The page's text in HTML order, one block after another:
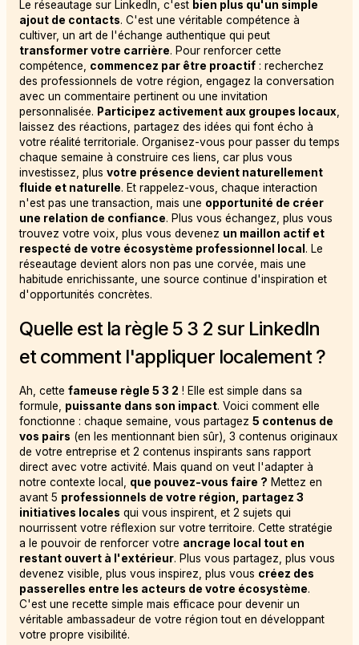
Le réseautage sur LinkedIn, c'est bien plus qu'un simple
ajout de contacts. C'est une véritable compétence à
cultiver, un art de l'échange authentique qui peut
transformer votre carrière. Pour renforcer cette
compétence, commencez par être proactif: recherchez
des professionnels de votre région, engagez la conversation
avec un commentaire pertinent ou une invitation
personnalisée. Participez activement aux groupes locaux
laissez des réactions, partagez des idées qui font écho à
votre réalité territoriale. Organisez-vous pour passer du temps
chaque semaine à construire ces liens, car plus vous
investissez, plus votre présence devient naturellement
fluide et naturelle. Et rappelez-vous, chaque interaction
n'est pas une transaction, mais une opportunité de créer
une relation de confiance. Plus vous échangez, plus vous
trouvez votre voix, plus vous devenez un maillon actif et
respecté de votre écosystème professionnel local . Le
réseautage devient alors non pas une corvée, mais une
habitude enrichissante, une source continue d'inspiration et
d'opportunités concrètes.
Quelle est la règle 5 3 2 sur LinkedIn
et comment l'appliquer localement ?
Ah, cette fameuse règle 5 3 2 ! Elle est simple dans sa
formule, puissante dans son impact. Voici comment elle
fonctionne : chaque semaine, vous partagez 5 contenus de
vos pairs (en les mentionnant bien sûr), 3 contenus originaux
de votre entreprise et 2 contenus inspirants sans rapport
direct avec votre activité. Mais quand on veut l'adapter à
notre contexte local, que pouvez-vous faire ? Mettez en
avant 5 professionnels de votre région, partagez 3
initiatives locales qui vous inspirent, et 2 sujets qui
nourrissent votre réflexion sur votre territoire. Cette stratégie
a le pouvoir de renforcer votre ancrage local tout en
restant ouvert à l'extérieur. Plus vous partagez, plus vous
devenez visible, plus vous inspirez, plus vous créez des
passerelles entre les acteurs de votre écosystème.
C'est une recette simple mais efficace pour devenir un
véritable ambassadeur de votre région tout en développant
votre propre visibilité.